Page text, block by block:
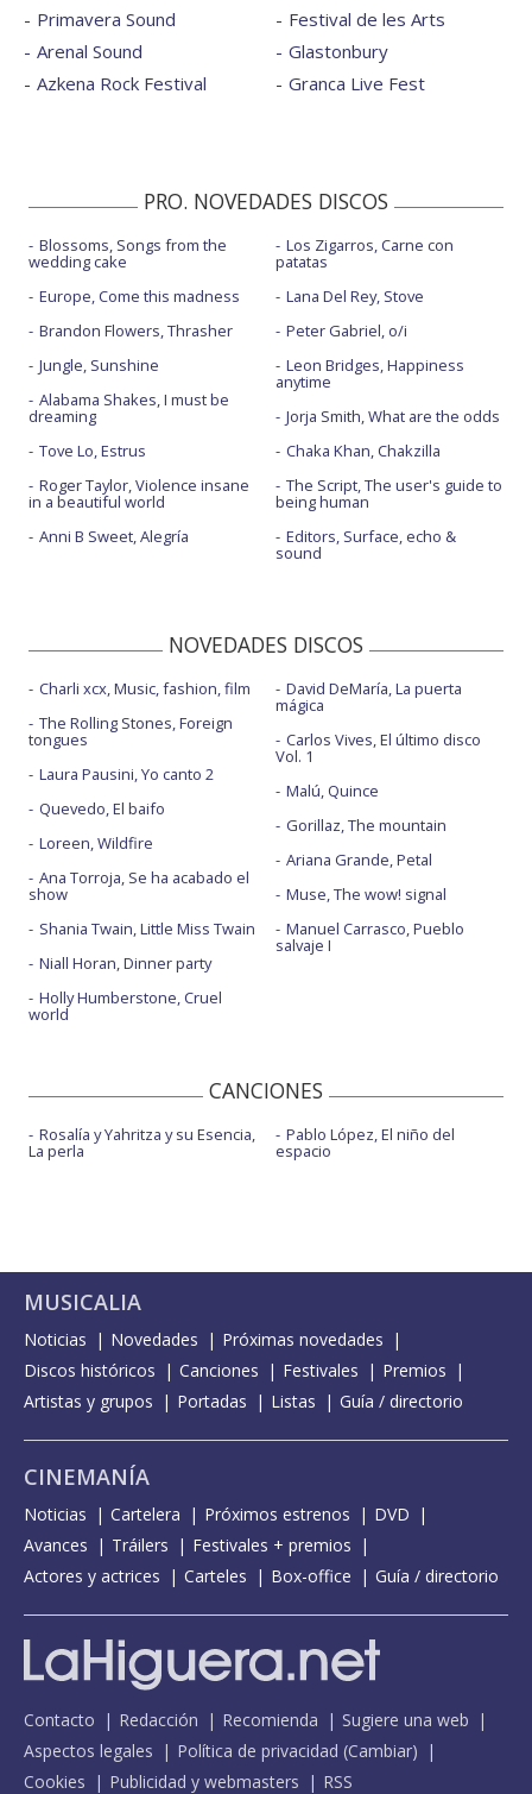
Primavera Sound
Arenal Sound
Azkena Rock Festival
Festival de les Arts
Glastonbury
Granca Live Fest
PRO. NOVEDADES DISCOS
Blossoms, Songs from the
wedding cake
Europe, Come this madness
Brandon Flowers, Thrasher
Jungle, Sunshine
Alabama Shakes, I must be
dreaming
Tove Lo, Estrus
Roger Taylor, Violence insane
in a beautiful world
Anni B Sweet, Alegría
Los Zigarros, Carne con
patatas
Lana Del Rey, Stove
Peter Gabriel, o/i
Leon Bridges, Happiness
anytime
Jorja Smith, What are the odds
Chaka Khan, Chakzilla
The Script, The user's guide to
being human
Editors, Surface, echo &
sound
NOVEDADES DISCOS
Charli xcx, Music, fashion, film
The Rolling Stones, Foreign
tongues
Laura Pausini, Yo canto 2
Quevedo, El baifo
Loreen, Wildfire
Ana Torroja, Se ha acabado el
show
Shania Twain, Little Miss Twain
Niall Horan, Dinner party
Holly Humberstone, Cruel
world
David DeMaría, La puerta
mágica
Carlos Vives, El último disco
Vol. 1
Malú, Quince
Gorillaz, The mountain
Ariana Grande, Petal
Muse, The wow! signal
Manuel Carrasco, Pueblo
salvaje I
CANCIONES
Rosalía y Yahritza y su Esencia,
La perla
Pablo López, El niño del
espacio
MUSICALIA
Noticias Novedades
Próximas novedades
Discos históricos
Canciones Festivales
Premios
Artistas y grupos
Portadas Listas Guía / directorio
CINEMANÍA
Noticias Cartelera Próximos estrenos
DVD
Avances
Tráilers
Festivales + premios
Actores y actrices
Carteles Box-office Guía / directorio
Contacto Redacción Recomienda
Sugiere una web
Aspectos legales
Política de privacidad (Cambiar)
Cookies
Publicidad y webmasters RSS